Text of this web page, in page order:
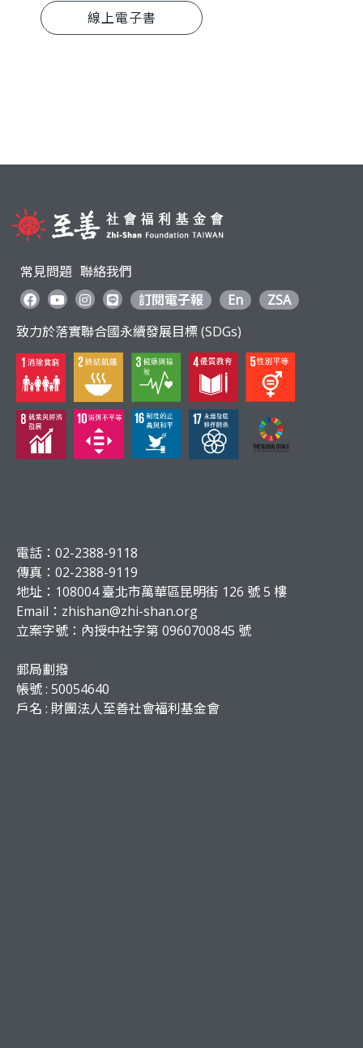
線上電子書
常見問題 聯絡我們
訂閱電子報
En
ZSA
致力於落實聯合國永續發展目標 (SDGs)
電話：02-2388-9118
傳真：02-2388-9119
地址：108004 臺北市萬華區昆明街 126 號 5 樓
Email： zhishan@zhi-shan.org
立案字號：內授中社字第 0960700845 號
郵局劃撥
帳號 : 50054640
戶名 : 財團法人至善社會福利基金會